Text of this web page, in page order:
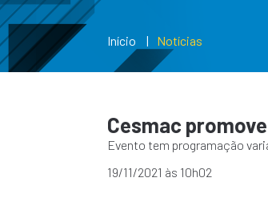
Início Notícias
Cesmac
Evento tem programação
19/11/2021 às 10h02